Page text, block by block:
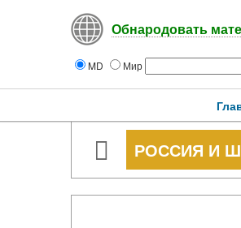
Обнародовать
MD Мир
РОССИЯ И